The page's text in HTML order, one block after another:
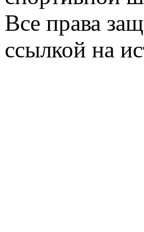
Все права
ссылкой на